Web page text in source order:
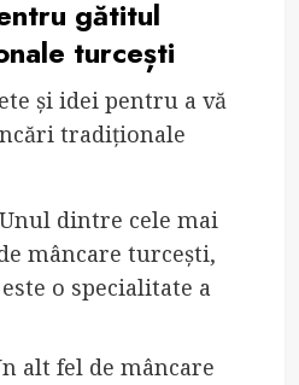
gătitul
turcești
și idei pentru a vă
tradiționale
dintre cele mai
mâncare turcești,
o specialitate a
alt fel de mâncare